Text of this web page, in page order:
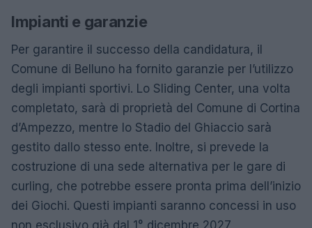
Impianti e garanzie
Per garantire il successo della candidatura, il
Comune di Belluno ha fornito garanzie per l’utilizzo
degli impianti sportivi. Lo Sliding Center, una volta
completato, sarà di proprietà del Comune di Cortina
d’Ampezzo, mentre lo Stadio del Ghiaccio sarà
gestito dallo stesso ente. Inoltre, si prevede la
costruzione di una sede alternativa per le gare di
curling, che potrebbe essere pronta prima dell’inizio
dei Giochi. Questi impianti saranno concessi in uso
non esclusivo già dal 1° dicembre 2027,